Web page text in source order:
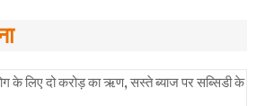
के लिए दो करोड़ का ऋण, सस्ते ब्याज पर सब्सिडी के